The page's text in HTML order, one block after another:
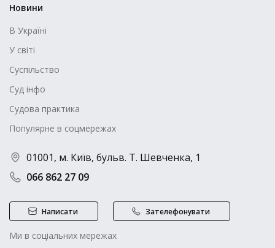
Новини
В Україні
У світі
Суспільство
Суд інфо
Судова практика
Популярне в соцмережах
066 862 27 09
01001, м. Київ, бульв. Т. Шевченка, 1
Написати Зателефонувати
Ми в соціальних мережах